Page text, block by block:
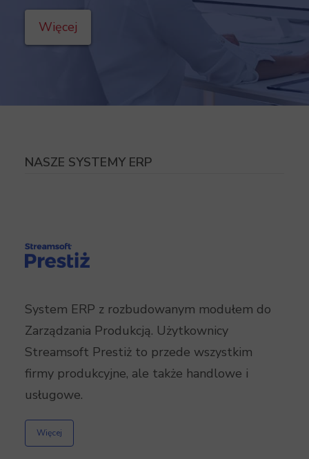
Więcej
NASZE SYSTEMY ERP
System ERP z rozbudowanym modułem do
Zarządzania Produkcją. Użytkownicy
Streamsoft Prestiż to przede wszystkim
firmy produkcyjne, ale także handlowe i
usługowe.
Więcej